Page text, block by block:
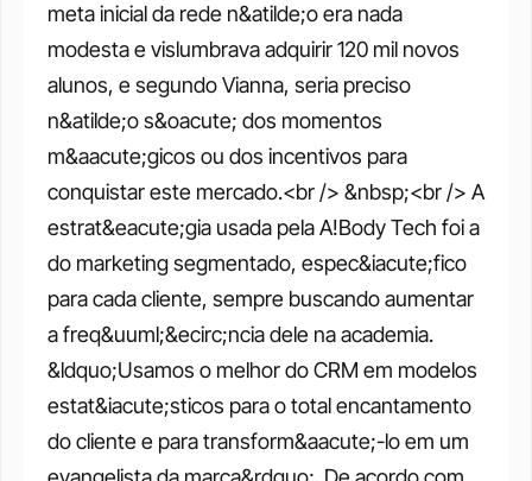
meta inicial da rede n&atilde;o era nada
modesta e vislumbrava adquirir 120 mil novos
alunos, e segundo Vianna, seria preciso
n&atilde;o s&oacute; dos momentos
m&aacute;gicos ou dos incentivos para
conquistar este mercado.<br /> &nbsp;<br /> A
estrat&eacute;gia usada pela A!Body Tech foi a
do marketing segmentado, espec&iacute;fico
para cada cliente, sempre buscando aumentar
a freq&uuml;&ecirc;ncia dele na academia.
&ldquo;Usamos o melhor do CRM em modelos
estat&iacute;sticos para o total encantamento
do cliente e para transform&aacute;-lo em um